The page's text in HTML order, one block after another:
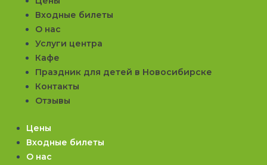
Входные билеты
О нас
Услуги центра
Кафе
Праздник для детей в Новосибирске
Контакты
Отзывы
Цены
Входные билеты
О нас